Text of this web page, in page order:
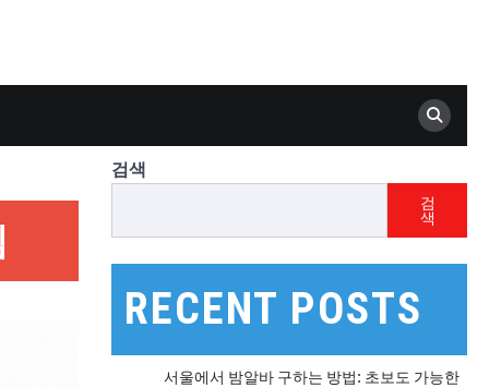
검색
검
색
RECENT POSTS
서울에서 밤알바 구하는 방법: 초보도 가능한